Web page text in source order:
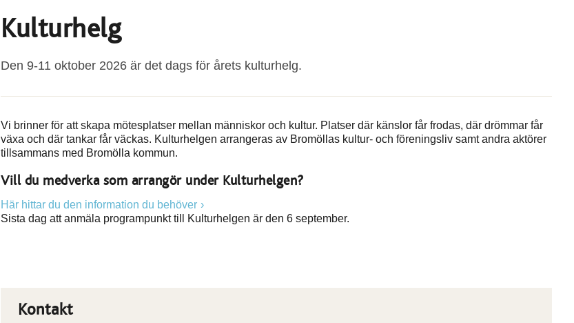
Kulturhelg
Den 9-11 oktober 2026 är det dags för årets kulturhelg.
Vi brinner för att skapa mötesplatser mellan människor och kultur. Platser där känslor får frodas, där drömmar får
växa och där tankar får väckas. Kulturhelgen arrangeras av Bromöllas kultur- och föreningsliv samt andra aktörer
tillsammans med Bromölla kommun.
Vill du medverka som arrangör under Kulturhelgen?
Här hittar du den information du behöver
Sista dag att anmäla programpunkt till Kulturhelgen är den 6 september.
Kontakt